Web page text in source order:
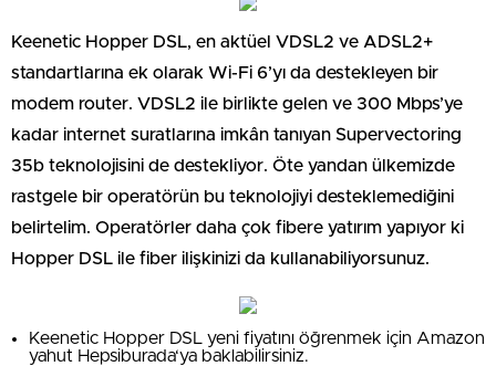
Keenetic Hopper DSL, en aktüel VDSL2 ve ADSL2+
standartlarına ek olarak Wi-Fi 6’yı da destekleyen bir
modem router. VDSL2 ile birlikte gelen ve 300 Mbps’ye
kadar internet suratlarına imkân tanıyan Supervectoring
35b teknolojisini de destekliyor. Öte yandan ülkemizde
rastgele bir operatörün bu teknolojiyi desteklemediğini
belirtelim. Operatörler daha çok fibere yatırım yapıyor ki
Hopper DSL ile fiber ilişkinizi da kullanabiliyorsunuz.
Keenetic Hopper DSL yeni fiyatını öğrenmek için Amazon
yahut Hepsiburada‘ya baklabilirsiniz.